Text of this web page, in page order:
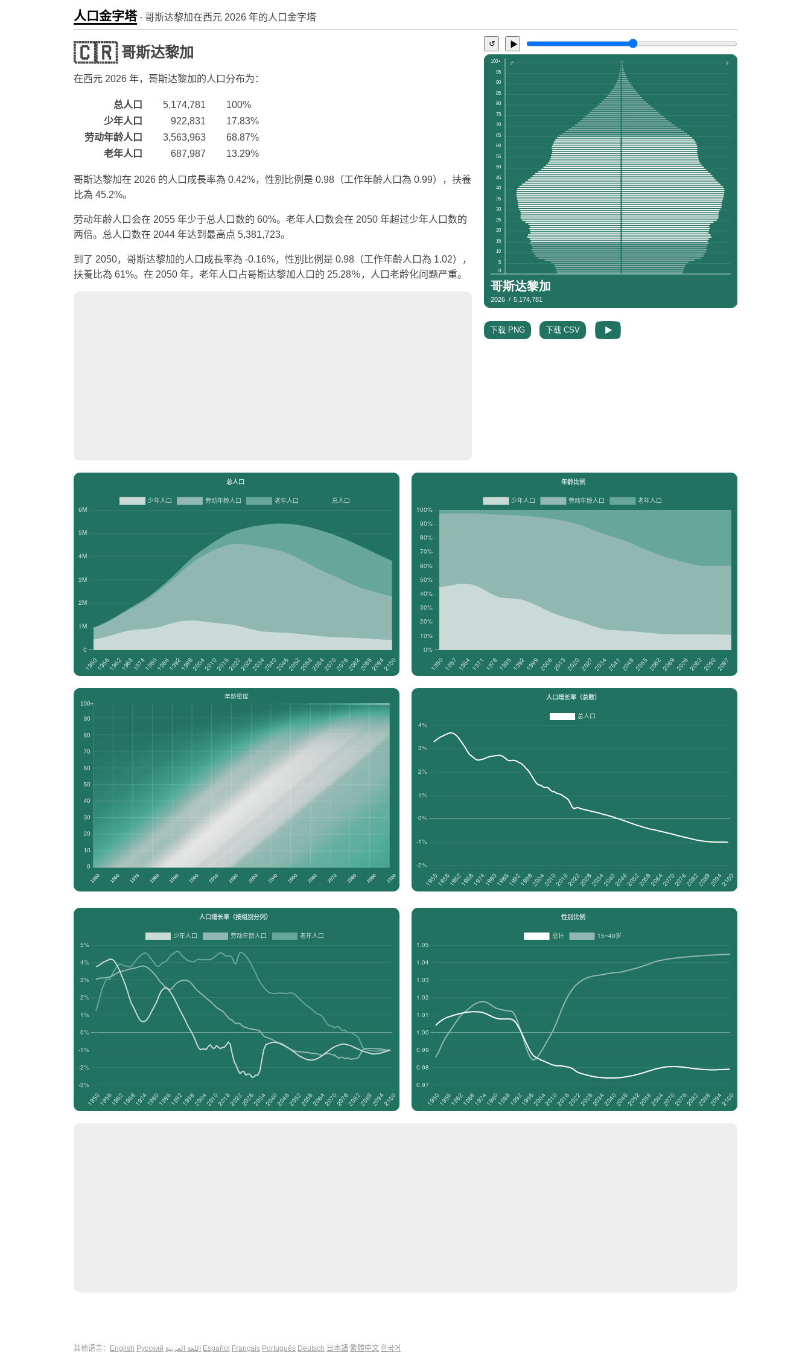
人口金字塔- 哥斯达黎加在西元 2026 年的人口金字塔
🇨🇷哥斯达黎加
在西元 2026 年，哥斯达黎加的人口分布为：
总人口 5,174,781
100%
少年人口
922,831
17.83%
劳动年龄人口
3,563,963
68.87%
老年人口
687,987 13.29%
哥斯达黎加在 2026 的人口成長率為 0.42%，性別比例是 0.98（工作年齡人口為 0.99），扶養
比為 45.2%。
劳动年龄人口会在 2055 年少于总人口数的 60%。老年人口数会在 2050 年超过少年人口数的
两倍。总人口数在 2044 年达到最高点 5,381,723。
到了 2050，哥斯达黎加的人口成長率為 -0.16%，性別比例是 0.98（工作年齡人口為 1.02），
扶養比為 61%。在 2050 年，老年人口占哥斯达黎加人口的 25.28％，人口老龄化问题严重。
↺ ▶
下载 PNG 下载 CSV
其他语言： English Русский اللغة العربية Español Français Português Deutsch 日本語 繁體中文 한국어